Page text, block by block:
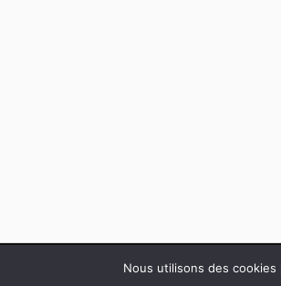
Nous utilisons des